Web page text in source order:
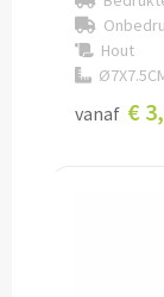
Cocktailsets
Heupflesjes
Hout
vanaf €